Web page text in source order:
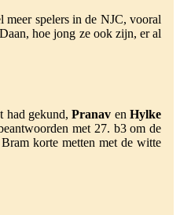
meer spelers in de NJC, vooral
hoe jong ze ook zijn, er al
had gekund,Pranav enHylke
met 27. b3 om de
korte metten met de witte